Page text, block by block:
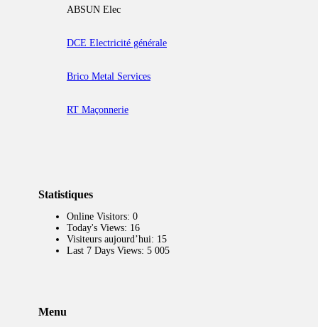
ABSUN Elec
DCE Electricité générale
Brico Metal Services
RT Maçonnerie
Statistiques
Online Visitors: 0
Today's Views: 16
Visiteurs aujourd’hui: 15
Last 7 Days Views: 5 005
Menu